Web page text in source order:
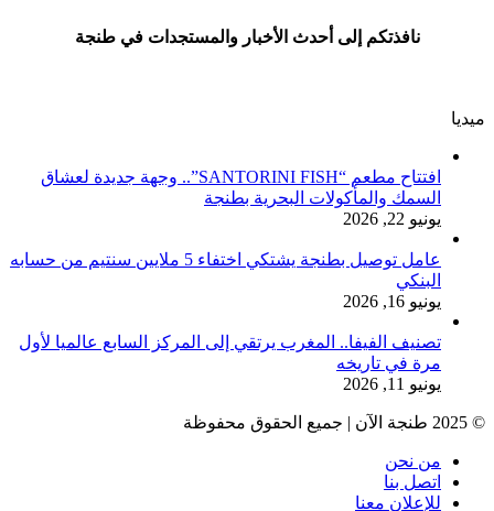
نافذتكم إلى أحدث الأخبار والمستجدات في طنجة
ميديا
افتتاح مطعم “SANTORINI FISH”.. وجهة جديدة لعشاق
السمك والمأكولات البحرية بطنجة
يونيو 22, 2026
عامل توصيل بطنجة يشتكي اختفاء 5 ملايين سنتيم من حسابه
البنكي
يونيو 16, 2026
تصنيف الفيفا.. المغرب يرتقي إلى المركز السابع عالميا لأول
مرة في تاريخه
يونيو 11, 2026
© 2025 طنجة الآن | جميع الحقوق محفوظة
من نحن
اتصل بنا
للإعلان معنا